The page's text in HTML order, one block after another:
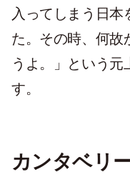
入ってしまう日本
た。その時、何故
うよ。」という元
す。
カンタベリ